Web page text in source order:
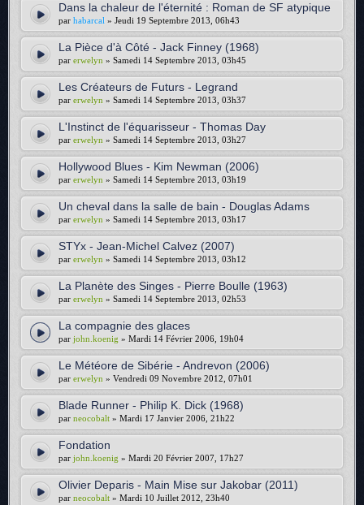
Dans la chaleur de l'éternité : Roman de SF atypique
par habarcal » Jeudi 19 Septembre 2013, 06h43
La Pièce d'à Côté - Jack Finney (1968)
par erwelyn » Samedi 14 Septembre 2013, 03h45
Les Créateurs de Futurs - Legrand
par erwelyn » Samedi 14 Septembre 2013, 03h37
L'Instinct de l'équarisseur - Thomas Day
par erwelyn » Samedi 14 Septembre 2013, 03h27
Hollywood Blues - Kim Newman (2006)
par erwelyn » Samedi 14 Septembre 2013, 03h19
Un cheval dans la salle de bain - Douglas Adams
par erwelyn » Samedi 14 Septembre 2013, 03h17
STYx - Jean-Michel Calvez (2007)
par erwelyn » Samedi 14 Septembre 2013, 03h12
La Planète des Singes - Pierre Boulle (1963)
par erwelyn » Samedi 14 Septembre 2013, 02h53
La compagnie des glaces
par john.koenig » Mardi 14 Février 2006, 19h04
Le Météore de Sibérie - Andrevon (2006)
par erwelyn » Vendredi 09 Novembre 2012, 07h01
Blade Runner - Philip K. Dick (1968)
par neocobalt » Mardi 17 Janvier 2006, 21h22
Fondation
par john.koenig » Mardi 20 Février 2007, 17h27
Olivier Deparis - Main Mise sur Jakobar (2011)
par neocobalt » Mardi 10 Juillet 2012, 23h40